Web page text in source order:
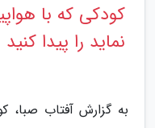
کودکی که با
نماید را پیدا کنید
به گزارش آفتاب صبا،